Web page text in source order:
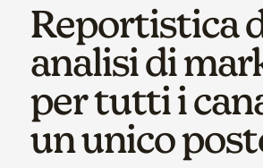
Reportistica
analisi di
per tutti i
un unico